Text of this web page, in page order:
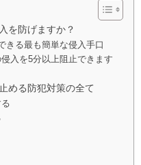
を防げますか？
きる最も簡単な侵入手口
入を5分以上阻止できます
める防犯対策の全て